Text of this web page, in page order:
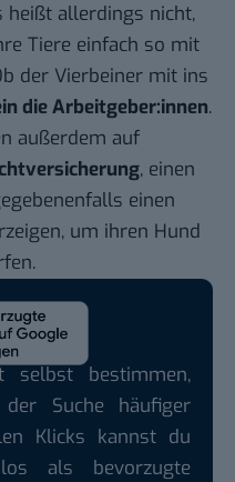
heißt allerdings nicht,
Tiere einfach so mit
der Vierbeiner mit ins
die Arbeitgeber:innen.
außerdem auf
, einen
einen
um ihren Hund
selbst bestimmen,
Suche häufiger
Klicks kannst du
als bevorzugte